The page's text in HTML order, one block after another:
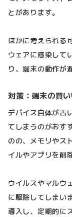
とがあります。
ほかに考えられる
ウェアに感染して
り、端末の動作が
対策：端末の買
デバイス自体が古
てしまうのがおす
のの、メモリやス
イルやアプリを削
ウイルスやマルウ
に駆除してしまい
導入し、定期的に